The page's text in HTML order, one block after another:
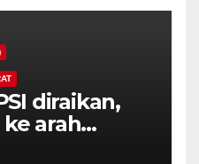
diraikan,
arah